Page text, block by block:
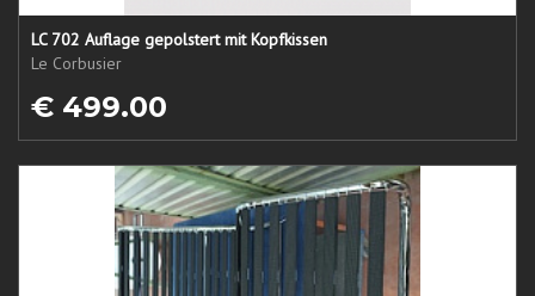
LC 702 Auflage gepolstert mit Kopfkissen
Le Corbusier
€ 499.00